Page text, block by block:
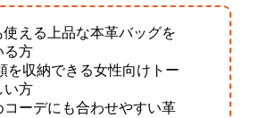
使える上品な本革バッグを
る方
を収納できる女性向けトー
い方
コーデにも合わせやすい革